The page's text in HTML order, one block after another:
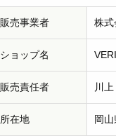
商品に
ポイン
定期購
私とヴ
販売事業者 株式
ショップ名
販売責任者 川
所在地 岡